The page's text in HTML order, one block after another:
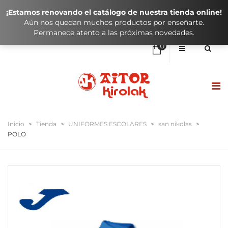
0
No hay elementos en el carrito
SUBTOTAL:
HASIERA / INICIO
KONTAKTUA / CONTACTO
Inicio > Tienda > UNIFORMES ESCOLARES > san nikolas >
POLO
¡Estamos renovando el catálogo de nuestra tienda online!
Aún nos quedan muchos productos por enseñarte.
Permanece atento a las próximas novedades.